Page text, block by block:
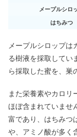
メープルシロ
はちみつ
メープルシロップ
る樹液を採取してい
ら採取した蜜を、巣
また栄養素やカロリ
ほぼ含まれていませ
富であり、はちみつ
や、アミノ酸が多く